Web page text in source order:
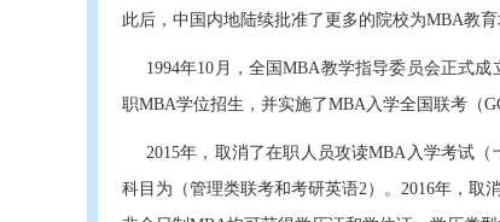
此后，中国内地陆续批准了更多的院校为MBA教
1994年10月，全国MBA教学指导委员会正式
职MBA学位招生，并实施了MBA入学全国联考（
2015年，取消了在职人员攻读MBA入学考试
科目为（管理类联考和考研英语2）。2016年，取